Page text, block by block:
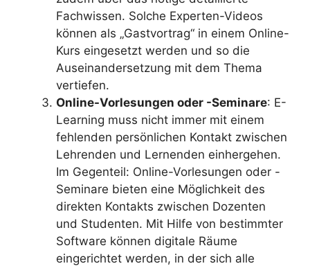
Fachwissen. Solche Experten-Videos
können als „Gastvortrag“ in einem Online-
Kurs eingesetzt werden und so die
Auseinandersetzung mit dem Thema
vertiefen.
Online-Vorlesungen oder -Seminare: E-
Learning muss nicht immer mit einem
fehlenden persönlichen Kontakt zwischen
Lehrenden und Lernenden einhergehen.
Im Gegenteil: Online-Vorlesungen oder -
Seminare bieten eine Möglichkeit des
direkten Kontakts zwischen Dozenten
und Studenten. Mit Hilfe von bestimmter
Software können digitale Räume
eingerichtet werden, in der sich alle